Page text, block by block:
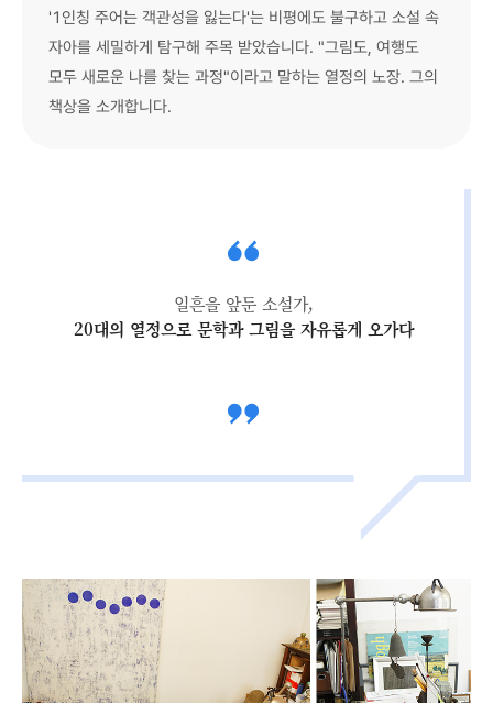
'1인칭 주어는 객관성을 잃는다'는 비평에도 불구하고 소설 속
자아를 세밀하게 탐구해 주목 받았습니다. "그림도, 여행도
모두 새로운 나를 찾는 과정"이라고 말하는 열정의 노장. 그의
책상을 소개합니다.
일흔을 앞둔 소설가,
20대의 열정으로 문학과 그림을 자유롭게 오가다